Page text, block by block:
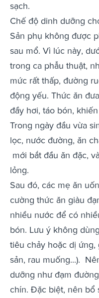
sạch.
Chế độ dinh dưỡng
Sản phụ không được
sau mổ. Vì lúc này,
trong ca phẫu thuật,
mức rất thấp, đường
động yếu. Thức ăn
đầy hơi, táo bón,
Trong ngày đầu vừa
lọc, nước đường, ăn
mới bắt đầu ăn đặc,
lỏng.
Sau đó, các mẹ ăn
cường thức ăn giàu
nhiều nước để có
bón. Lưu ý không
tiêu chảy hoặc dị ứng,
sản, rau muống...).
dưỡng như đạm
chín. Đặc biệt, nên bổ